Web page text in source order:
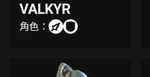
VALKYR
角色：